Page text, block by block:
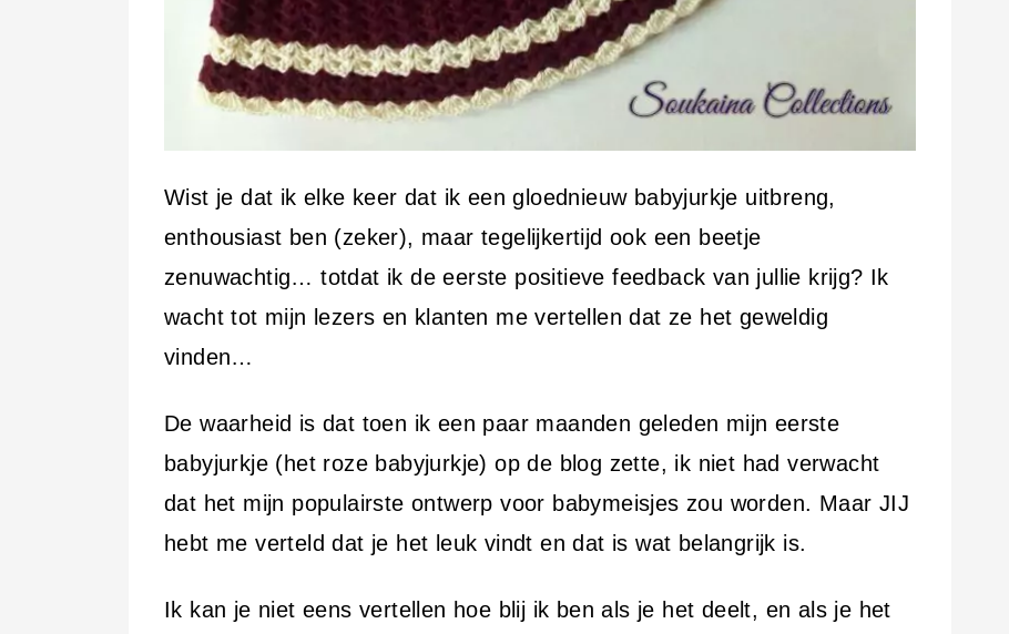
Wist je dat ik elke keer dat ik een gloednieuw babyjurkje uitbreng,
enthousiast ben (zeker), maar tegelijkertijd ook een beetje
zenuwachtig… totdat ik de eerste positieve feedback van jullie krijg? Ik
wacht tot mijn lezers en klanten me vertellen dat ze het geweldig
vinden…
De waarheid is dat toen ik een paar maanden geleden mijn eerste
babyjurkje (het roze babyjurkje) op de blog zette, ik niet had verwacht
dat het mijn populairste ontwerp voor babymeisjes zou worden. Maar JIJ
hebt me verteld dat je het leuk vindt en dat is wat belangrijk is.
Ik kan je niet eens vertellen hoe blij ik ben als je het deelt, en als je het